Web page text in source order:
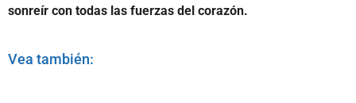
sonreír con todas las fuerzas del corazón.
Vea también: